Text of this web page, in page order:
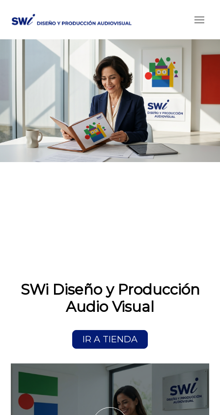
SWi Diseño y Producción
Audio Visual
IR A TIENDA